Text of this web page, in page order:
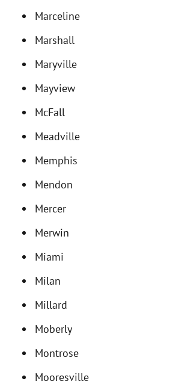
Marceline
Marshall
Maryville
Mayview
McFall
Meadville
Memphis
Mendon
Mercer
Merwin
Miami
Milan
Millard
Moberly
Montrose
Mooresville